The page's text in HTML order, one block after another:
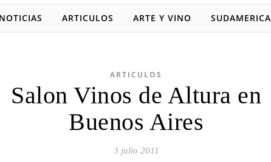
NOTICIAS ARTICULOS ARTE Y VINO SUDAMERICA
ARTICULOS
Salon Vinos de Altura en
Buenos Aires
3 julio 2011